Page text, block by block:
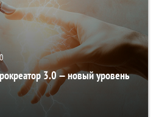
3.0 — новый уровень